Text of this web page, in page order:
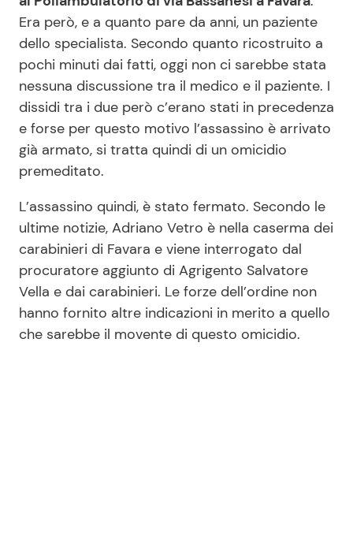
Era però, e a quanto pare da anni, un paziente
dello specialista. Secondo quanto ricostruito a
pochi minuti dai fatti, oggi non ci sarebbe stata
nessuna discussione tra il medico e il paziente. I
dissidi tra i due però c’erano stati in precedenza
e forse per questo motivo l’assassino è arrivato
già armato, si tratta quindi di un omicidio
premeditato.
L’assassino quindi, è stato fermato. Secondo le
ultime notizie, Adriano Vetro è nella caserma dei
carabinieri di Favara e viene interrogato dal
procuratore aggiunto di Agrigento Salvatore
Vella e dai carabinieri. Le forze dell’ordine non
hanno fornito altre indicazioni in merito a quello
che sarebbe il movente di questo omicidio.